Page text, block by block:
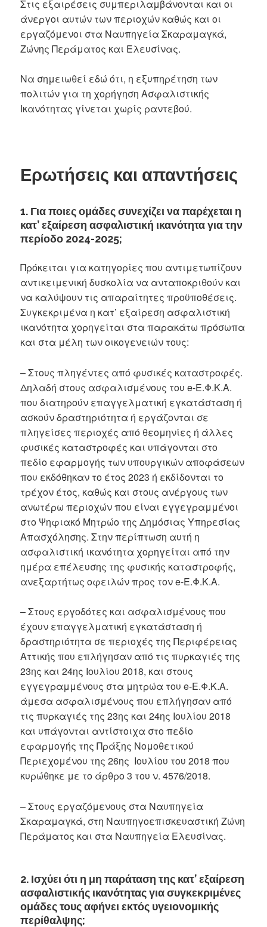
Στις εξαιρέσεις συμπεριλαμβάνονται και οι
άνεργοι αυτών των περιοχών καθώς και οι
εργαζόμενοι στα Ναυπηγεία Σκαραμαγκά,
Ζώνης Περάματος και Ελευσίνας.
Να σημειωθεί εδώ ότι, η εξυπηρέτηση των
πολιτών για τη χορήγηση Ασφαλιστικής
Ικανότητας γίνεται χωρίς ραντεβού.
Ερωτήσεις και απαντήσεις
1. Για ποιες ομάδες συνεχίζει να παρέχεται η
κατ’ εξαίρεση ασφαλιστική ικανότητα για την
περίοδο 2024-2025;
Πρόκειται για κατηγορίες που αντιμετωπίζουν
αντικειμενική δυσκολία να ανταποκριθούν και
να καλύψουν τις απαραίτητες προϋποθέσεις.
Συγκεκριμένα η κατ’ εξαίρεση ασφαλιστική
ικανότητα χορηγείται στα παρακάτω πρόσωπα
και στα μέλη των οικογενειών τους:
– Στους πληγέντες από φυσικές καταστροφές.
Δηλαδή στους ασφαλισμένους του e-Ε.Φ.Κ.Α.
που διατηρούν επαγγελματική εγκατάσταση ή
ασκούν δραστηριότητα ή εργάζονται σε
πληγείσες περιοχές από θεομηνίες ή άλλες
φυσικές καταστροφές και υπάγονται στο
πεδίο εφαρμογής των υπουργικών αποφάσεων
που εκδόθηκαν το έτος 2023 ή εκδίδονται το
τρέχον έτος, καθώς και στους ανέργους των
ανωτέρω περιοχών που είναι εγγεγραμμένοι
στο Ψηφιακό Μητρώο της Δημόσιας Υπηρεσίας
Απασχόλησης. Στην περίπτωση αυτή η
ασφαλιστική ικανότητα χορηγείται από την
ημέρα επέλευσης της φυσικής καταστροφής,
ανεξαρτήτως οφειλών προς τον e-Ε.Φ.Κ.Α.
– Στους εργοδότες και ασφαλισμένους που
έχουν επαγγελματική εγκατάσταση ή
δραστηριότητα σε περιοχές της Περιφέρειας
Αττικής που επλήγησαν από τις πυρκαγιές της
23ης και 24ης Ιουλίου 2018, και στους
εγγεγραμμένους στα μητρώα του e-Ε.Φ.Κ.Α.
άμεσα ασφαλισμένους που επλήγησαν από
τις πυρκαγιές της 23ης και 24ης Ιουλίου 2018
και υπάγονται αντίστοιχα στο πεδίο
εφαρμογής της Πράξης Νομοθετικού
Περιεχομένου της 26ης Ιουλίου του 2018 που
κυρώθηκε με το άρθρο 3 του ν. 4576/2018.
– Στους εργαζόμενους στα Ναυπηγεία
Σκαραμαγκά, στη Ναυπηγοεπισκευαστική Ζώνη
Περάματος και στα Ναυπηγεία Ελευσίνας.
2. Ισχύει ότι η μη παράταση της κατ’ εξαίρεση
ασφαλιστικής ικανότητας για συγκεκριμένες
ομάδες τους αφήνει εκτός υγειονομικής
περίθαλψης;